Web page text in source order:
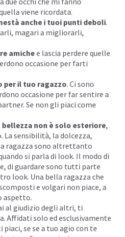
viene ricordata.
anche i tuoi punti deboli.
magari a migliorarli,
amichee lascia perdere quelle
occasione per farti
per il tuo ragazzo. Ci sono
occasione per far sentire a
Se non gli piaci come
bellezza non è solo esteriore,
La sensibilità, la dolcezza,
ragazza sono altrettanto
si parla di look. Il modo di
di guardare sono tutti parte
look. Una bella ragazza che
e volgari non piace, a
aspetto.
al giudizio degli altri, ti
Affidati solo ed esclusivamente
piaci, se se a tuo agio con te